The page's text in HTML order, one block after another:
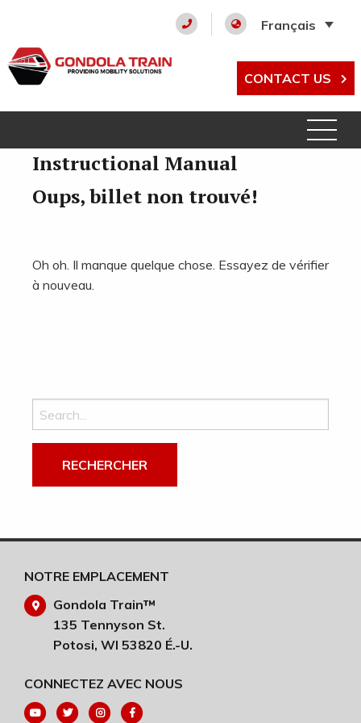
Français
CONTACT US
Instructional Manual
Oups, billet non trouvé!
Oh oh. Il manque quelque chose. Essayez de vérifier
à nouveau.
Recherchez :
NOTRE EMPLACEMENT
Gondola Train™
135 Tennyson St.
Potosi, WI 53820 É.-U.
CONNECTEZ AVEC NOUS